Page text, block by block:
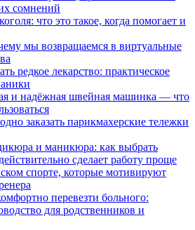
сомнений
что это такое, когда помогает и
мы возвращаемся в виртуальные
редкое лекарство: практическое
и надёжная швейная машинка — что
заказать парикмахерские тележки
и маникюра: как выбрать
сделает работу проще
спорте, которые мотивируют
перевезти больного:
для родственников и